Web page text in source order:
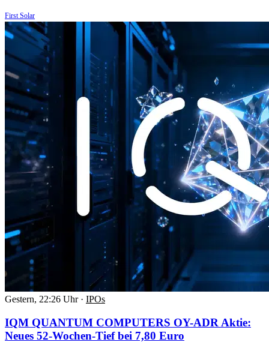
First Solar
Gestern, 22:26 Uhr · IPOs
IQM QUANTUM COMPUTERS OY-ADR Aktie:
Neues 52-Wochen-Tief bei 7,80 Euro